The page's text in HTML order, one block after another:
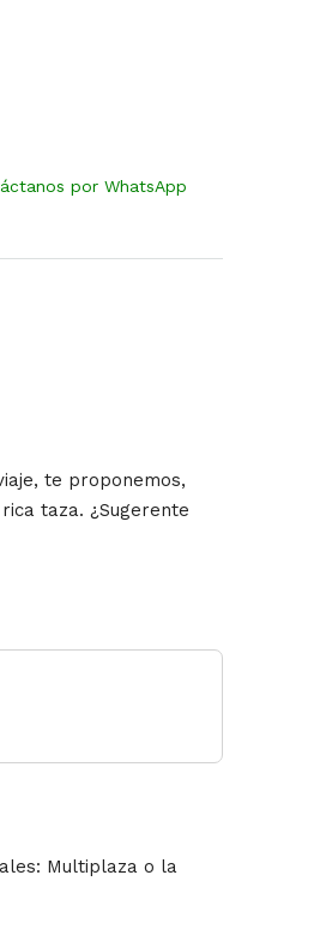
por WhatsApp
te proponemos,
taza. ¿Sugerente
Multiplaza o la